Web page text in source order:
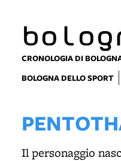
CRONOLOGIA DI
BOLOGNA DELLO SPORT
Il personaggio